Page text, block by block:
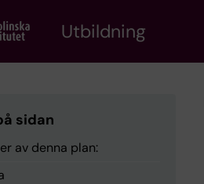
Utbildning
sidan
av denna plan: